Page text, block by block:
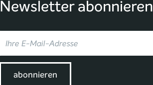
Newsletter abonnieren